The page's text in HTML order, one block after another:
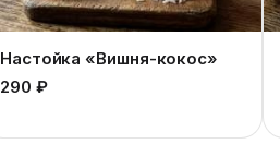
Настойка «Вишня-кокос»
290 ₽